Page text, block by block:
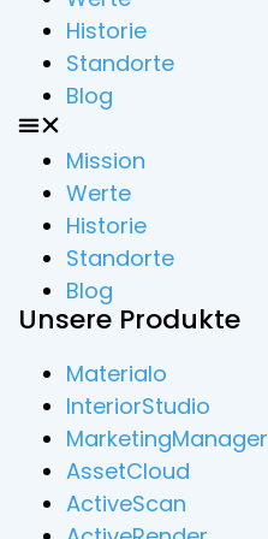
Historie
Standorte
Blog
Mission
Werte
Historie
Standorte
Blog
Unsere Produkte
Materialo
InteriorStudio
MarketingManager
AssetCloud
ActiveScan